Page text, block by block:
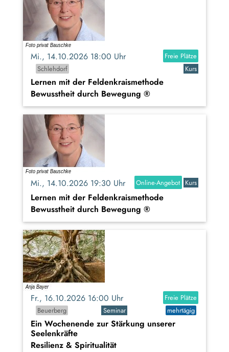
Mi., 14.10.2026 18:00 Uhr
Freie Plätze
Schlehdorf
Kurs
Lernen mit der Feldenkraismethode
Bewusstheit durch Bewegung ®
Mi., 14.10.2026 19:30 Uhr Online-Angebot Kurs
Lernen mit der Feldenkraismethode
Bewusstheit durch Bewegung ®
Fr., 16.10.2026 16:00 Uhr
Freie Plätze
Beuerberg
Seminar mehrtägig
Ein Wochenende zur Stärkung unserer
Seelenkräfte
Resilienz & Spiritualität